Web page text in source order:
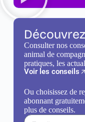
Consulter nos
animal de
pratiques, les
Voir les conseils
Ou choisissez de
abonnant
plus de conseils.